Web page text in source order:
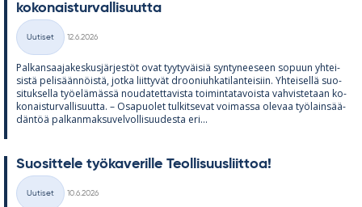
ko­ko­nais­tur­val­li­suutta
Kategoriat
Uutiset
12.6.2026
Pal­kan­saa­ja­kes­kus­jär­jes­töt ovat tyy­ty­väi­siä syn­ty­nee­seen so­puun yh­tei­
sistä pe­li­sään­nöistä, jotka liit­ty­vät droo­niuh­ka­ti­lan­tei­siin. Yh­tei­sellä suo­
si­tuk­sella työ­elä­mässä nou­da­tet­ta­vista toi­min­ta­ta­voista vah­vis­te­taan ko­
ko­nais­tur­val­li­suutta. – Os­a­puo­let tul­kit­se­vat voi­massa ole­vaa työ­lain­sää­
dän­töä pal­kan­mak­su­vel­vol­li­suu­desta eri...
Suo­sit­tele työ­ka­ve­rille Teol­li­suus­liit­toa!
Kategoriat
Uutiset
10.6.2026